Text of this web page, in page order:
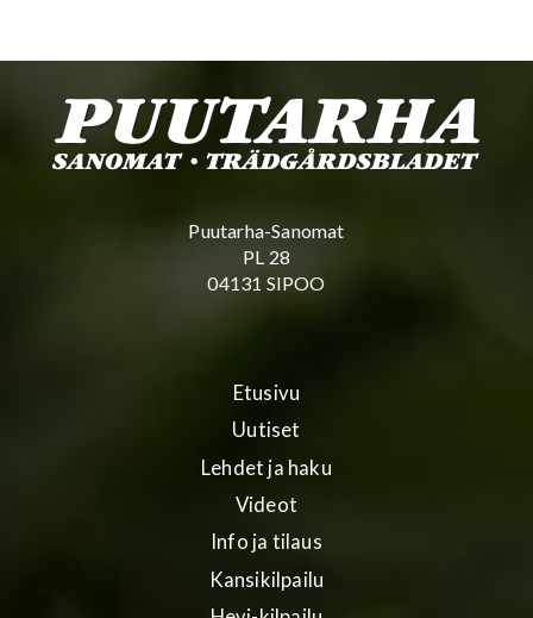
Puutarha-Sanomat
PL 28
04131 SIPOO
Etusivu
Uutiset
Lehdet ja haku
Videot
Info ja tilaus
Kansikilpailu